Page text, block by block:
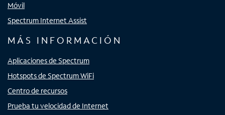
Móvil
Spectrum Internet Assist
MÁS INFORMACIÓN
Aplicaciones de Spectrum
Hotspots de Spectrum WiFi
Centro de recursos
Prueba tu velocidad de Internet